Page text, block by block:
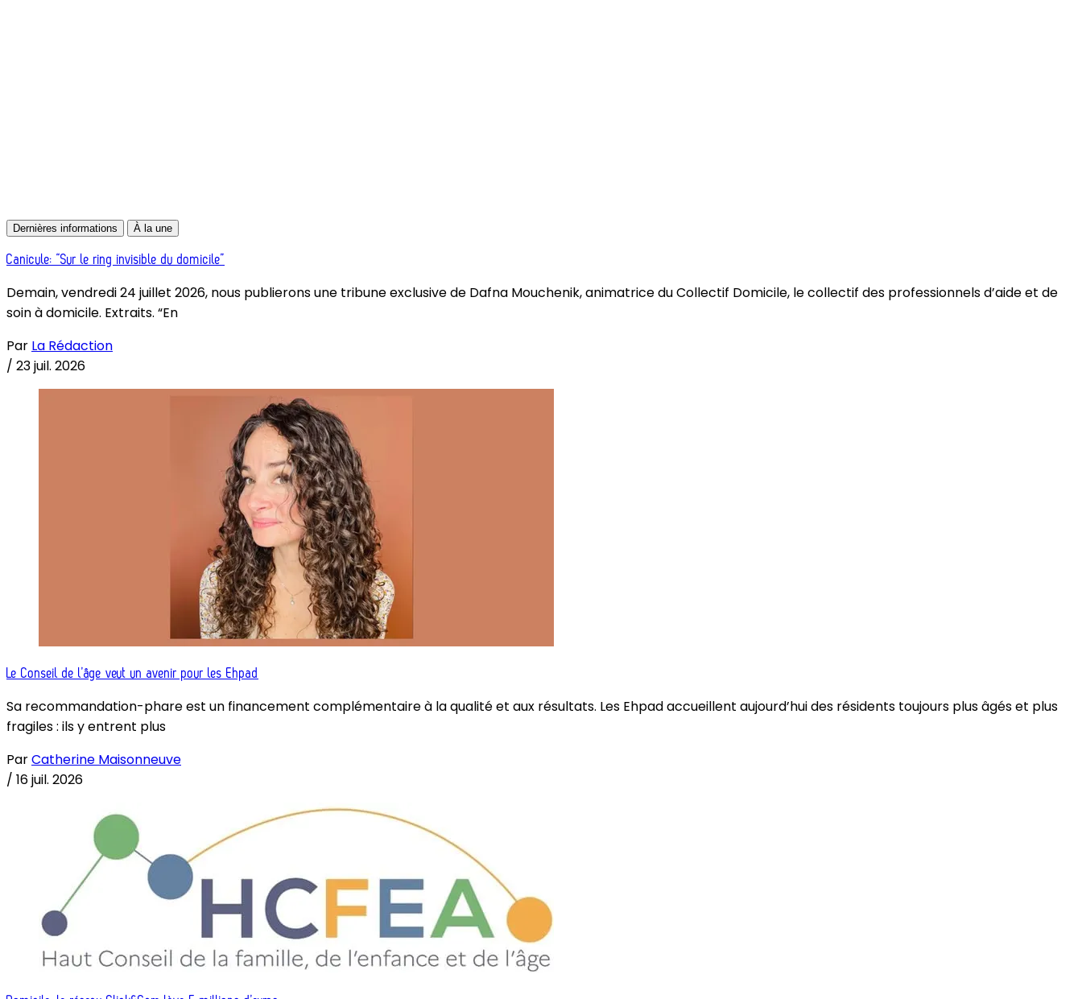
Dernières informations À la une
Canicule: “Sur le ring invisible du domicile”
Demain, vendredi 24 juillet 2026, nous publierons une tribune exclusive de Dafna Mouchenik, animatrice du Collectif Domicile, le collectif des professionnels d’aide et de
soin à domicile. Extraits. “En
Par La Rédaction
/ 23 juil. 2026
Le Conseil de l’âge veut un avenir pour les Ehpad
Sa recommandation-phare est un financement complémentaire à la qualité et aux résultats. Les Ehpad accueillent aujourd’hui des résidents toujours plus âgés et plus
fragiles : ils y entrent plus
ParCatherine Maisonneuve
/ 16 juil. 2026